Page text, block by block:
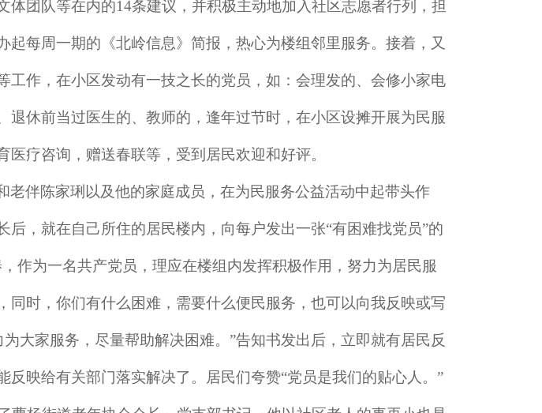
体团队等在内的14条建议，并积极主动地加入社区志愿者行列，担
起每周一期的《北岭信息》简报，热心为楼组邻里服务。接着，又
工作，在小区发动有一技之长的党员，如：会理发的、会修小家电
退休前当过医生的、教师的，逢年过节时，在小区设摊开展为民服
疗咨询，赠送春联等，受到居民欢迎和好评。
老伴陈家琍以及他的家庭成员，在为民服务公益活动中起带头作
后，就在自己所住的居民楼内，向每户发出一张“有困难找党员”的
作为一名共产党员，理应在楼组内发挥积极作用，努力为居民服
同时，你们有什么困难，需要什么便民服务，也可以向我反映或写
大家服务，尽量帮助解决困难。”告知书发出后，立即就有居民反
反映给有关部门落实解决了。居民们夸赞“党员是我们的贴心人。”